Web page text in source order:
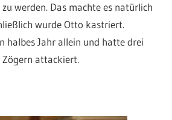
werden. Das machte es natürlich
wurde Otto kastriert.
halbes Jahr allein und hatte drei
Zögern attackiert.